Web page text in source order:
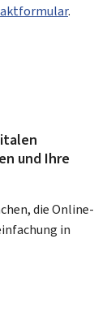
.
und Ihre
die Online-
in